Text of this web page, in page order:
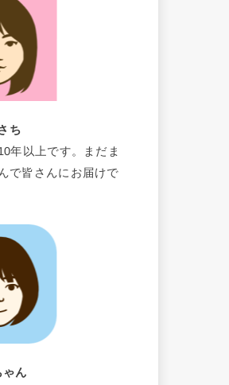
ち
年以上です。まだま
で皆さんにお届けで
ゃん